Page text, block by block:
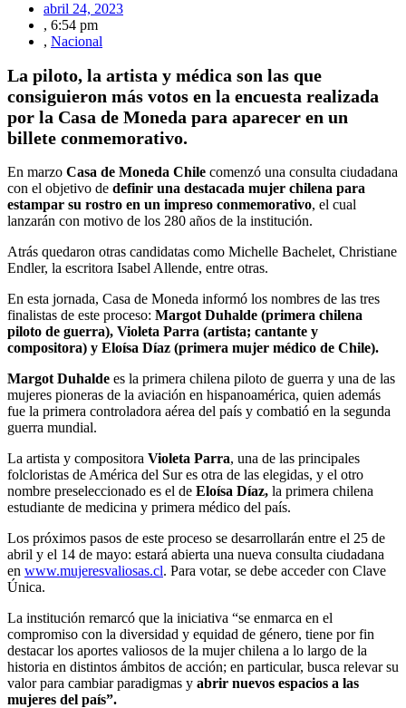
abril 24, 2023
, 6:54 pm
, Nacional
La piloto, la artista y médica son las que
consiguieron más votos en la encuesta realizada
por la Casa de Moneda para aparecer en un
billete conmemorativo.
En marzo Casa de Moneda Chile comenzó una consulta ciudadana
con el objetivo de definir una destacada mujer chilena para
estampar su rostro en un impreso conmemorativo, el cual
lanzarán con motivo de los 280 años de la institución.
Atrás quedaron otras candidatas como Michelle Bachelet, Christiane
Endler, la escritora Isabel Allende, entre otras.
En esta jornada, Casa de Moneda informó los nombres de las tres
finalistas de este proceso: Margot Duhalde (primera chilena
piloto de guerra), Violeta Parra (artista; cantante y
compositora) y Eloísa Díaz (primera mujer médico de Chile).
Margot Duhalde es la primera chilena piloto de guerra y una de las
mujeres pioneras de la aviación en hispanoamérica, quien además
fue la primera controladora aérea del país y combatió en la segunda
guerra mundial.
La artista y compositora Violeta Parra, una de las principales
folcloristas de América del Sur es otra de las elegidas, y el otro
nombre preseleccionado es el de Eloísa Díaz, la primera chilena
estudiante de medicina y primera médico del país.
Los próximos pasos de este proceso se desarrollarán entre el 25 de
abril y el 14 de mayo: estará abierta una nueva consulta ciudadana
en www.mujeresvaliosas.cl. Para votar, se debe acceder con Clave
Única.
La institución remarcó que la iniciativa “se enmarca en el
compromiso con la diversidad y equidad de género, tiene por fin
destacar los aportes valiosos de la mujer chilena a lo largo de la
historia en distintos ámbitos de acción; en particular, busca relevar su
valor para cambiar paradigmas y abrir nuevos espacios a las
mujeres del país”.